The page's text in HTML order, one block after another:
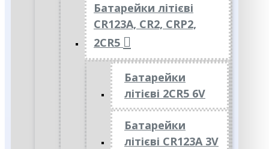
Батарейки літієві
CR123A, CR2, CRP2,
2CR5
Батарейки
літієві 2CR5 6V
Батарейки
літієві CR123A 3V